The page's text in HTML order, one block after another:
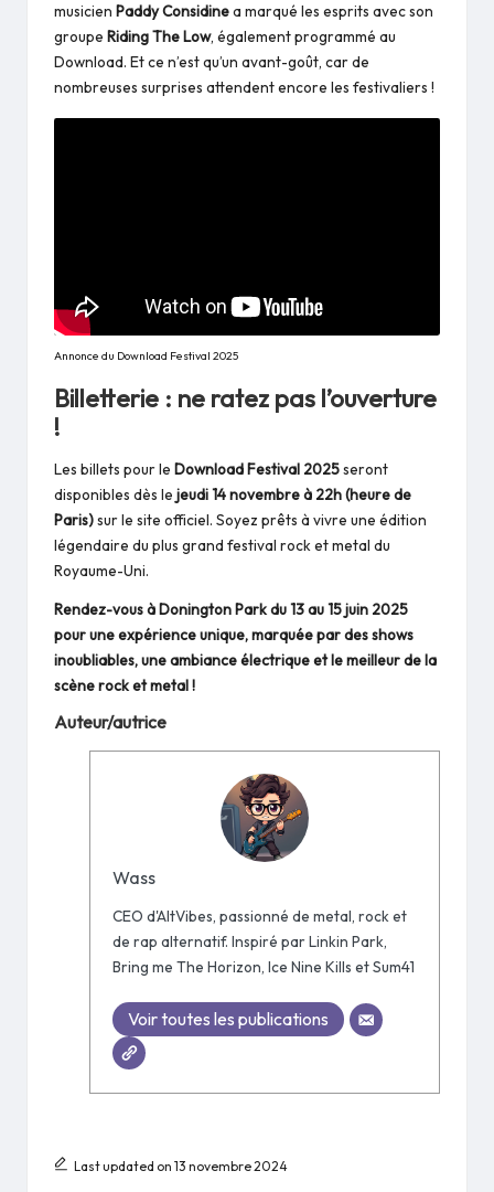
musicien Paddy Considinea marqué les esprits avec son
groupe Riding The Low, également programmé au
Download. Et ce n’est qu’un avant-goût, car de
nombreuses surprises attendent encore les festivaliers !
Annonce du Download Festival 2025
Billetterie : ne ratez pas l’ouverture
!
Les billets pour le Download Festival 2025seront
disponibles dès le jeudi 14 novembre à 22h (heure de
Paris)surle site officiel. Soyez prêts à vivre une édition
légendaire du plus grand festival rock et metal du
Royaume-Uni.
Rendez-vous à Donington Park du 13 au 15 juin 2025
pour une expérience unique, marquée par des shows
inoubliables, une ambiance électrique et le meilleur de la
scène rock et metal !
Auteur/autrice
Wass
CEO d'AltVibes, passionné de metal, rock et
de rap alternatif. Inspiré par Linkin Park,
Bring me The Horizon, Ice Nine Kills et Sum41
Voir toutes les publications
Last updated on 13 novembre 2024